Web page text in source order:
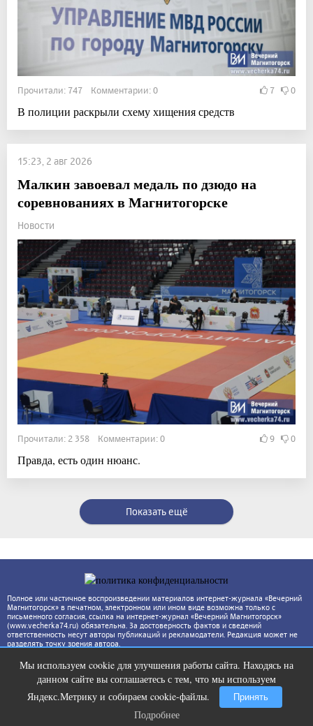
Прочитали: 747 Комментарии: 0 7 0
В полиции раскрыли схему хищения средств
15:23, 2 авг 2026
Малкин завоевал медаль по дзюдо на
соревнованиях в Магнитогорске
Новости
Прочитали: 2 358 Комментарии: 0 9 0
Правда, есть один нюанс.
Показать ещё
Полное или частичное воспроизведении материалов интернет-журнала «Вечерний
Магнитогорск» в печатном, электронном или ином виде возможна только с
письменного согласия, ссылка на интернет-журнал «Вечерний Магнитогорск»
(www.vecherka74.ru) обязательна. За достоверность фактов и сведений
ответственность несут авторы публикаций и рекламодатели. Редакция может не
разделять точку зрения автора.
Мы используем cookie для улучшения работы сайта. Находясь на
данном сайте вы соглашаетесь с тем, что мы используем
Яндекс.Метрику и собираем cookie-файлы.
Принять
Подробнее
Ролик из Омска: вы будете смеяться
долго
Подробнее